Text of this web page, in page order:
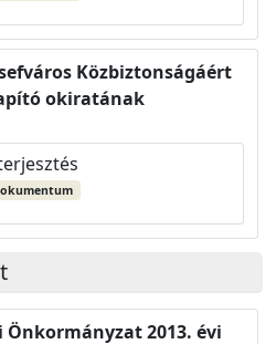
Közbiztonságáért
okiratának
Önkormányzat 2013. évi